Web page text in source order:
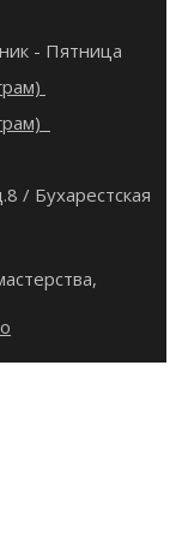
- Пятница
/ Бухарестская